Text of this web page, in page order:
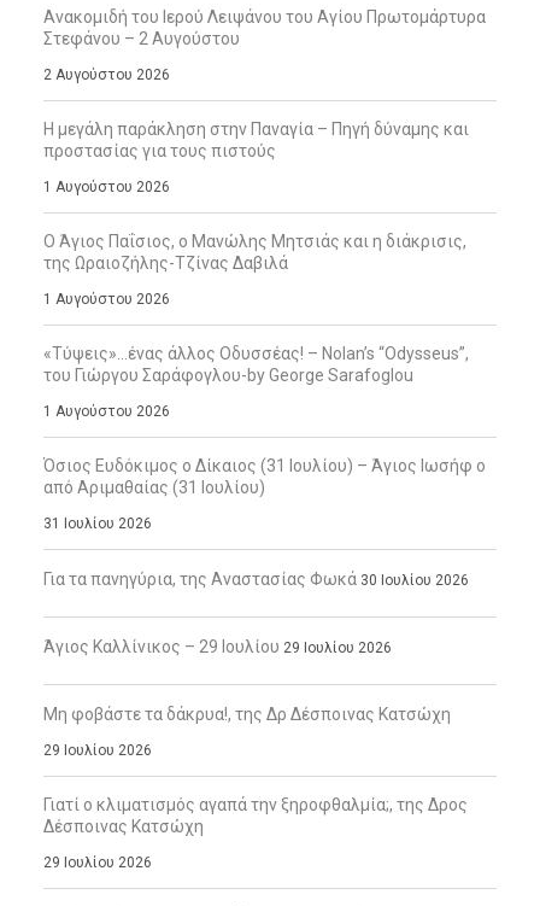
Ανακομιδή του Ιερού Λειψάνου του Αγίου Πρωτομάρτυρα
Στεφάνου – 2 Αυγούστου
2 Αυγούστου 2026
Η μεγάλη παράκληση στην Παναγία – Πηγή δύναμης και
προστασίας για τους πιστούς
1 Αυγούστου 2026
Ο Άγιος Παΐσιος, ο Μανώλης Μητσιάς και η διάκρισις,
της Ωραιοζήλης-Τζίνας Δαβιλά
1 Αυγούστου 2026
«Τύψεις»…ένας άλλος Οδυσσέας! – Nolan’s “Odysseus”,
του Γιώργου Σαράφογλου-by George Sarafoglou
1 Αυγούστου 2026
Όσιος Ευδόκιμος ο Δίκαιος (31 Ιουλίου) – Άγιος Ιωσήφ ο
από Αριμαθαίας (31 Ιουλίου)
31 Ιουλίου 2026
Για τα πανηγύρια, της Αναστασίας Φωκά 30 Ιουλίου 2026
Άγιος Καλλίνικος – 29 Ιουλίου 29 Ιουλίου 2026
Μη φοβάστε τα δάκρυα!, της Δρ Δέσποινας Κατσώχη
29 Ιουλίου 2026
Γιατί ο κλιματισμός αγαπά την ξηροφθαλμία;, της Δρος
Δέσποινας Κατσώχη
29 Ιουλίου 2026